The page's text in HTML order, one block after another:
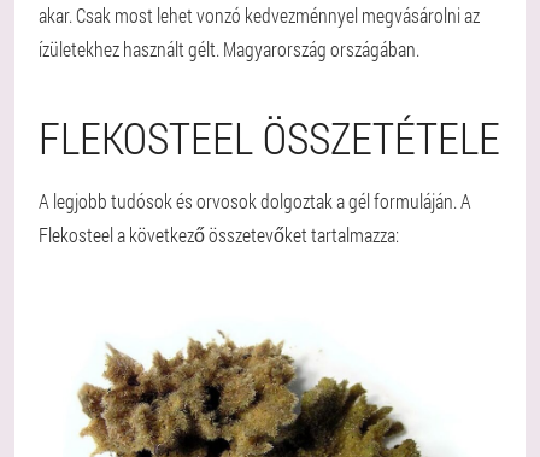
akar. Csak most lehet vonzó kedvezménnyel megvásárolni az
ízületekhez használt gélt. Magyarország országában.
FLEKOSTEEL ÖSSZETÉTELE
A legjobb tudósok és orvosok dolgoztak a gél formuláján. A
Flekosteel a következő összetevőket tartalmazza: